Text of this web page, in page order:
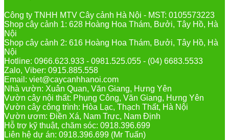
Công ty TNHH MTV Cây cảnh Hà Nội - MST: 0105573223
Shop cây cảnh 1: 628 Hoàng Hoa Thám, Bưởi, Tây Hồ, Hà
Nội
Shop cây cảnh 2: 616 Hoàng Hoa Thám, Bưởi, Tây Hồ, Hà
Nội
Hotline: 0966.623.933 - 0981.525.055 - (04) 6683.5533
Zalo, Viber: 0915.885.558
Email: viet@caycanhhanoi.com
Nhà vườn: Xuân Quan, Văn Giang, Hưng Yên
Vườn cây nội thất: Phụng Công, Văn Giang, Hưng Yên
Vườn cây công trình: Hòa Lạc, Thạch Thất, Hà Nội
Vườn ươm: Điền Xá, Nam Trực, Nam Định
Hỗ trợ kỹ thuật, chăm sóc: 0918.396.699
Liên hệ dự án: 0918.396.699 (Mr Tuấn)